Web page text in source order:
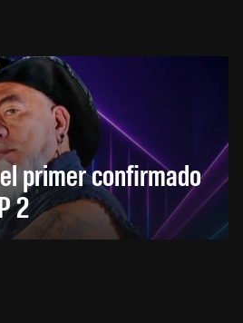
primer confirmado
2